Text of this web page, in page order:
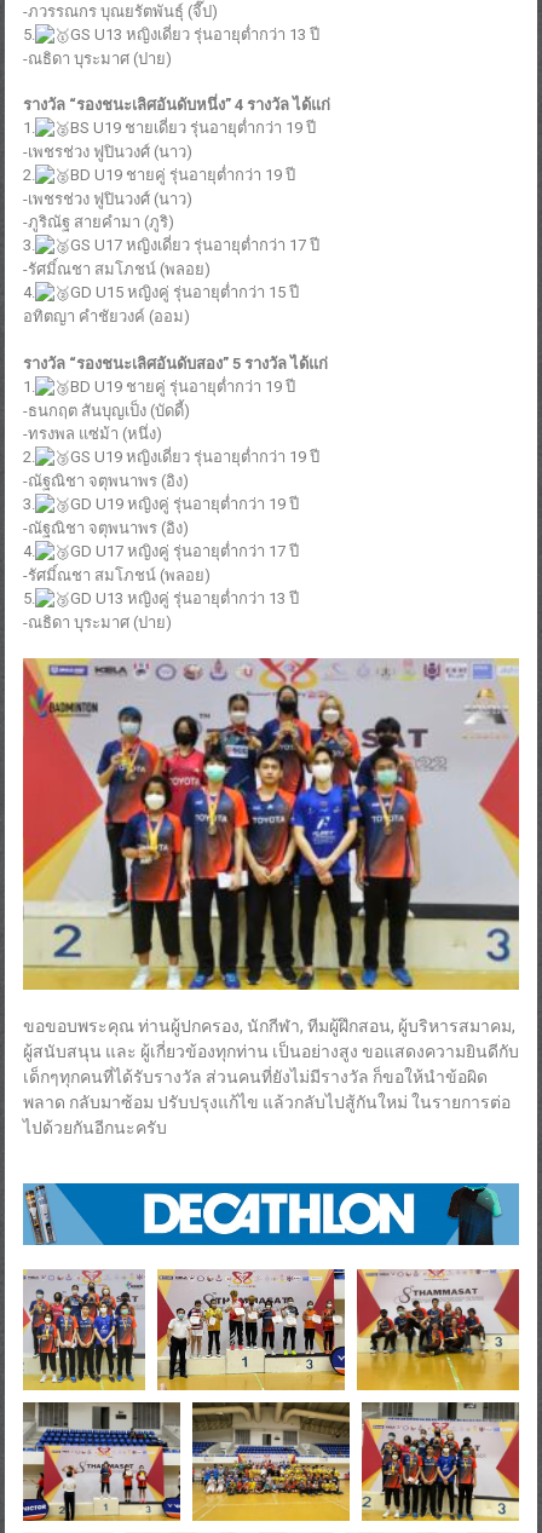
-ภวรรณกร บุณยรัตพันธุ์ (จี๊ป)
5.
GS U13 หญิงเดี่ยว รุ่นอายุต่ำกว่า 13 ปี
-ณธิดา บุระมาศ (ปาย)
รางวัล “รองชนะเลิศอันดับหนึ่ง” 4 รางวัล ได้แก่
1.
BS U19 ชายเดี่ยว รุ่นอายุต่ำกว่า 19 ปี
-เพชรช่วง ฟูปินวงศ์ (นาว)
2.
BD U19 ชายคู่ รุ่นอายุต่ำกว่า 19 ปี
-เพชรช่วง ฟูปินวงศ์ (นาว)
-ภูริณัฐ สายคำมา (ภูริ)
3.
GS U17 หญิงเดี่ยว รุ่นอายุต่ำกว่า 17 ปี
-รัศมิ์ณชา สมโภชน์ (พลอย)
4.
GD U15 หญิงคู่ รุ่นอายุต่ำกว่า 15 ปี
อทิตญา คำชัยวงค์ (ออม)
รางวัล “รองชนะเลิศอันดับสอง” 5 รางวัล ได้แก่
1.
BD U19 ชายคู่ รุ่นอายุต่ำกว่า 19 ปี
-ธนกฤต สันบุญเป็ง (บัดดี้)
-ทรงพล แซ่ม้า (หนึ่ง)
2.
GS U19 หญิงเดี่ยว รุ่นอายุต่ำกว่า 19 ปี
-ณัฐณิชา จตุพนาพร (อิง)
3.
GD U19 หญิงคู่ รุ่นอายุต่ำกว่า 19 ปี
-ณัฐณิชา จตุพนาพร (อิง)
4.
GD U17 หญิงคู่ รุ่นอายุต่ำกว่า 17 ปี
-รัศมิ์ณชา สมโภชน์ (พลอย)
5.
GD U13 หญิงคู่ รุ่นอายุต่ำกว่า 13 ปี
-ณธิดา บุระมาศ (ปาย)
ขอขอบพระคุณ ท่านผู้ปกครอง, นักกีฬา, ทีมผู้ฝึกสอน, ผู้บริหารสมาคม,
ผู้สนับสนุน และ ผู้เกี่ยวข้องทุกท่าน เป็นอย่างสูง ขอแสดงความยินดีกับ
เด็กๆทุกคนที่ได้รับรางวัล ส่วนคนที่ยังไม่มีรางวัล ก็ขอให้นำข้อผิด
พลาด กลับมาซ้อม ปรับปรุงแก้ไข แล้วกลับไปสู้กันใหม่ ในรายการต่อ
ไปด้วยกันอีกนะครับ